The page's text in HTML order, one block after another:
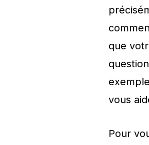
que
vous
Pour